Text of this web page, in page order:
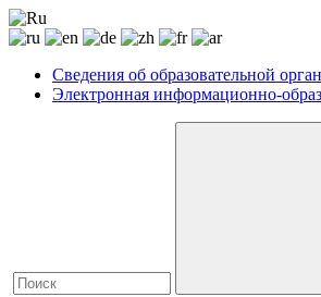
Сведения об образовательной
Электронная информационно-